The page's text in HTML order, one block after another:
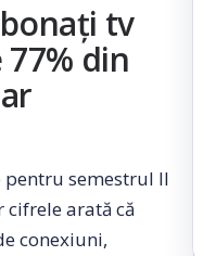
tv
din
semestrul II
arată că
conexiuni,